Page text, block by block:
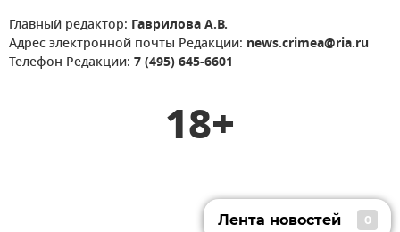
Главный редактор: Гаврилова А.В.
Адрес электронной почты Редакции: news.crimea@ria.ru
Телефон Редакции: 7 (495) 645-6601
18+
Лента новостей 0